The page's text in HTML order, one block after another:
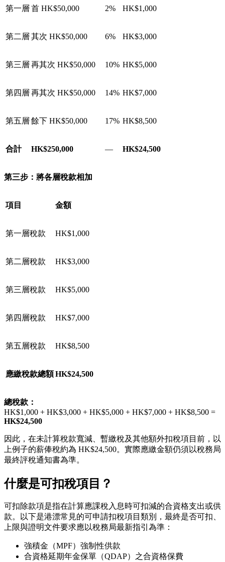
第一層 首 HK$50,000 2% HK$1,000
第二層 其次 HK$50,000 6% HK$3,000
第三層 再其次 HK$50,000 10% HK$5,000
第四層 再其次 HK$50,000 14% HK$7,000
第五層 餘下 HK$50,000 17% HK$8,500
合計 HK$250,000 — HK$24,500
第三步：將各層稅款相加
項目 金額
第一層稅款 HK$1,000
第二層稅款 HK$3,000
第三層稅款 HK$5,000
第四層稅款 HK$7,000
第五層稅款 HK$8,500
應繳稅款總額HK$24,500
總稅款：
HK$1,000 + HK$3,000 + HK$5,000 + HK$7,000 + HK$8,500 =
HK$24,500
因此，在未計算稅款寬減、暫繳稅及其他額外扣稅項目前，以
上例子的薪俸稅約為 HK$24,500。實際應繳金額仍須以稅務局
最終評稅通知書為準。
什麼是可扣稅項目？
可扣除款項是指在計算應課稅入息時可扣減的合資格支出或供
款。以下是港漂常見的可申請扣稅項目類別，最終是否可扣、
上限與證明文件要求應以稅務局最新指引為準：
強積金（MPF）強制性供款
合資格延期年金保單（QDAP）之合資格保費